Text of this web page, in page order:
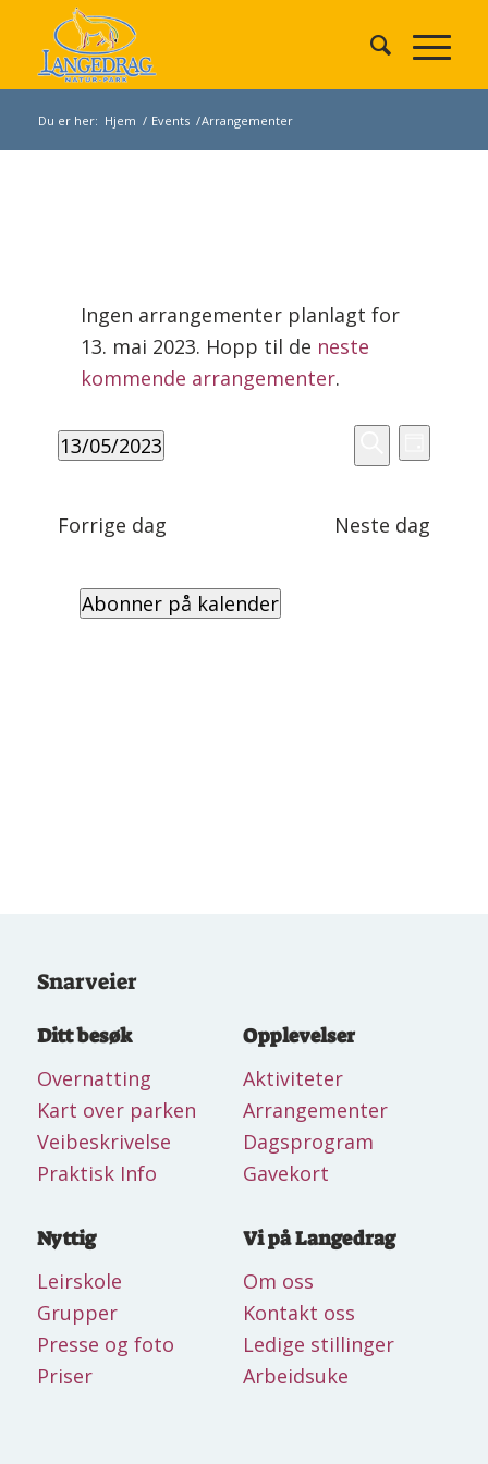
Du er her: Hjem / Events /Arrangementer
den
13.
mai
2023
Merknad
Ingen arrangementer planlagt for
13. mai 2023. Hopp til de neste
kommende arrangementer.
Search
and
Navigation
Søk
Views
Dag
13/05/2023
Forrige dag Neste dag
Abonner på kalender
Snarveier
Ditt besøk
Overnatting
Kart over parken
Veibeskrivelse
Praktisk Info
Opplevelser
Aktiviteter
Arrangementer
Dagsprogram
Gavekort
Nyttig
Leirskole
Grupper
Presse og foto
Priser
Vi på Langedrag
Om oss
Kontakt oss
Ledige stillinger
Arbeidsuke